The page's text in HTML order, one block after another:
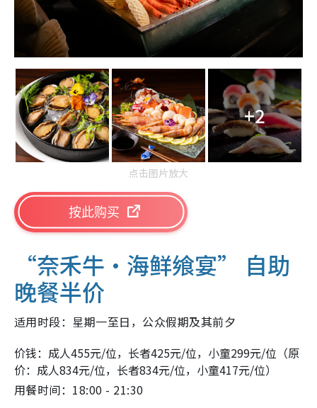
+2
点击图片放大
按此购买
“奈禾牛·海鲜飨宴” 自助
晚餐半价
适用时段：星期一至日，公众假期及其前夕
价钱：成人455元/位，长者425元/位，小童299元/位（原
价：成人834元/位，长者834元/位，小童417元/位）
用餐时间：18:00 - 21:30